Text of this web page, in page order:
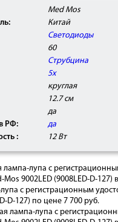
Med Mos
Китай
Светодиоды
60
Струбцина
5х
круглая
12.7 см
да
РФ:
да
:
12 Вт
Лампа-лупа Med Mos
прошла клинические
Удостоверение
а также сертификат
использовано в медицинских
же косметологических
лампа-лупа с
9002LED (9008LED-D-127)
с регистрационным
D-127) по цене 7 700 руб.
лампа-лупа с